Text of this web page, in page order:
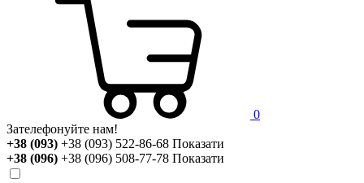
0
Зателефонуйте нам!
+38 (093) +38 (093) 522-86-68 Показати
+38 (096) +38 (096) 508-77-78 Показати